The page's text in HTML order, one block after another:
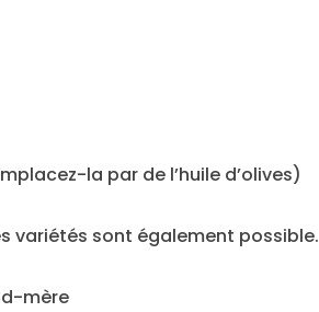
la par de l’huile d’olives)
variétés sont également possible.
mère